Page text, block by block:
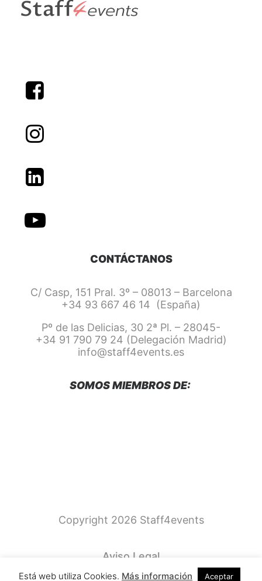
CONTÁCTANOS
C/ Casp, 151 Pral. 3º – 08013 – Barcelona
+34 93 667 46 14 (España)
Pº de las Delicias, 30 2ª Pl. – 28045-
+34 91 790 79 24 (Delegación Madrid)
info@staff4events.es
SOMOS MIEMBROS DE:
Copyright 2026 Staff4events
Aviso Legal
Está web utiliza Cookies. Más información Aceptar